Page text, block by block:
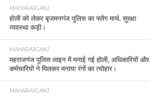
MAHARAJGANJ
होली को लेकर बृजमनगंज पुलिस का फ्लैग मार्च, सुरक्षा
व्यवस्था कड़ी।
MAHARAJGANJ
महराजगंज पुलिस लाइन में मनाई गई होली, अधिकारियों और
कर्मचारियों ने मिलकर मनाया रंगों का त्योहार।
MAHARAJGANJ